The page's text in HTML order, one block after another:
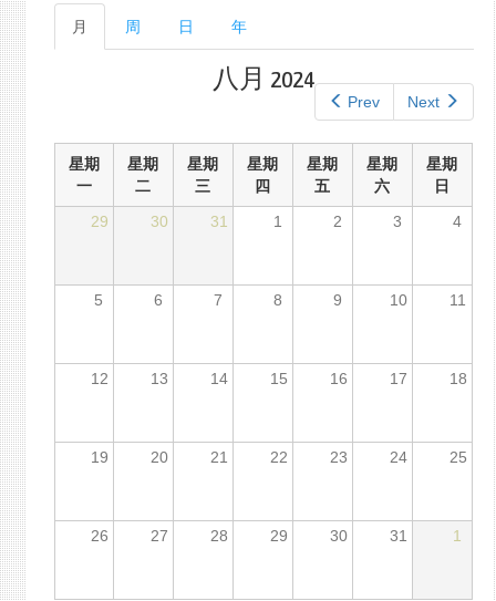
表
单
主
标
月 周 日 年
Prev Next
八月 2024
星期
一
星期
二
星期
三
星期
四
星期
五
星期
六
星期
日
29
30 31 1 2 3 4
5 6 7 8 9 10 11
12 13 14 15 16 17 18
19 20 21 22 23 24 25
26 27 28 29 30 31 1